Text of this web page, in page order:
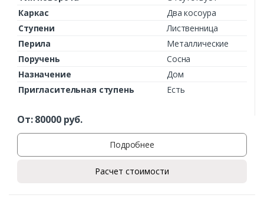
Каркас
Два косоура
Ступени
Лиственница
Перила
Металлические
Поручень
Сосна
Назначение
Дом
Пригласительная ступень
Есть
От:80000руб.
Подробнее
Расчет стоимости